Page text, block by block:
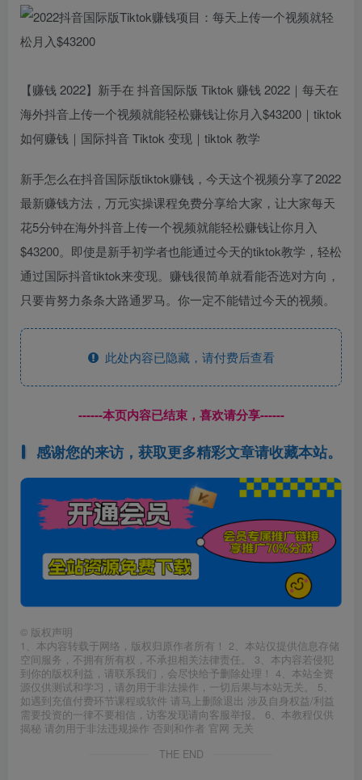
【赚钱 2022】新手在 抖音国际版 Tiktok 赚钱 2022｜每天在
海外抖音上传一个视频就能轻松赚钱让你月入$43200｜tiktok
如何赚钱｜国际抖音 Tiktok 变现｜tiktok 教学
新手怎么在抖音国际版tiktok赚钱，今天这个视频分享了2022
最新赚钱方法，万元实操课程免费分享给大家，让大家每天
花5分钟在海外抖音上传一个视频就能轻松赚钱让你月入
$43200。即使是新手初学者也能通过今天的tiktok教学，轻松
通过国际抖音tiktok来变现。赚钱很简单就看能否选对方向，
只要肯努力条条大路通罗马。你一定不能错过今天的视频。
此处内容已隐藏，请付费后查看
------本页内容已结束，喜欢请分享------
感谢您的来访，获取更多精彩文章请收藏本站。
© 版权声明
1、本内容转载于网络，版权归原作者所有！ 2、本站仅提供信息存储
空间服务，不拥有所有权，不承担相关法律责任。 3、本内容若侵犯
到你的版权利益，请联系我们，会尽快给予删除处理！ 4、本站全资
源仅供测试和学习，请勿用于非法操作，一切后果与本站无关。 5、
如遇到充值付费环节课程或软件 请马上删除退出 涉及自身权益/利益
需要投资的一律不要相信，访客发现请向客服举报。 6、本教程仅供
揭秘 请勿用于非法违规操作 否则和作者 官网 无关
THE END